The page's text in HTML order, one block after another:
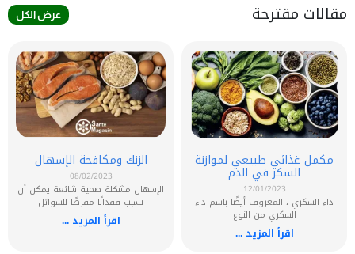
مقالات مقترحة عرض الكل
مكمل غذائي طبيعي لموازنة
السكر في الدم
12/01/2023
داء السكري ، المعروف أيضًا باسم داء
السكري من النوع
اقرأ المزيد ...
الزنك ومكافحة الإسهال
08/02/2023
الإسهال مشكلة صحية شائعة يمكن أن
تسبب فقدانًا مفرطًا للسوائل
اقرأ المزيد ...